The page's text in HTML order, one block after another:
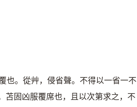
也。從艸，侵省聲。不得以一省一不
苫固凶服覆席也，且以次第求之，不